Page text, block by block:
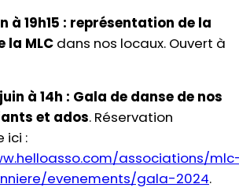
à 19h15 : représentation de la
la MLCdans nos locaux. Ouvert à
à 14h : Gala de danse de nos
et ados. Réservation
ici :
associations/
evenements/gala-2024.